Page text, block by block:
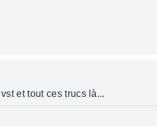
et tout ces trucs là...